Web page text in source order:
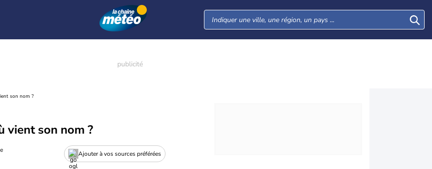
son nom ?
vient son nom ?
Ajouter à vos sources préférées